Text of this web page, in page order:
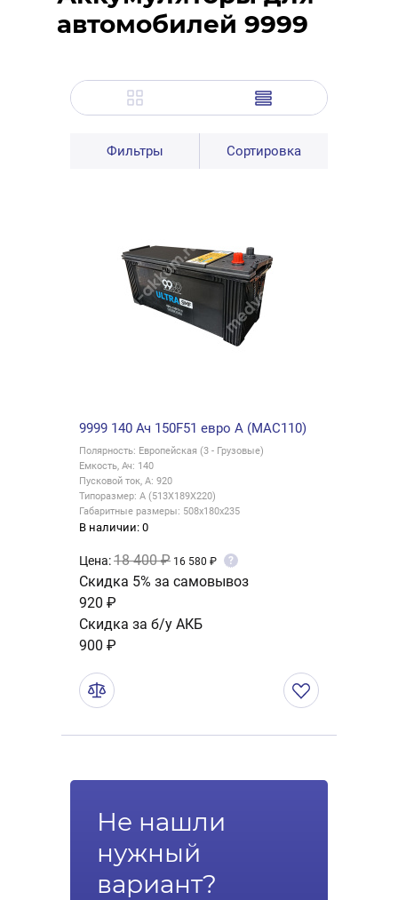
автомобилей 9999
Фильтры Сортировка
9999 140 Ач 150F51 евро A (MAC110)
Полярность: Европейская (3 - Грузовые)
Емкость, Ач: 140
Пусковой ток, А: 920
Типоразмер: A (513X189X220)
Габаритные размеры: 508x180x235
В наличии: 0
Цена:18 400 ₽ 16 580 ₽ ?
Скидка 5% за самовывоз
920 ₽
Скидка за б/у АКБ
900 ₽
Не нашли
нужный
вариант?